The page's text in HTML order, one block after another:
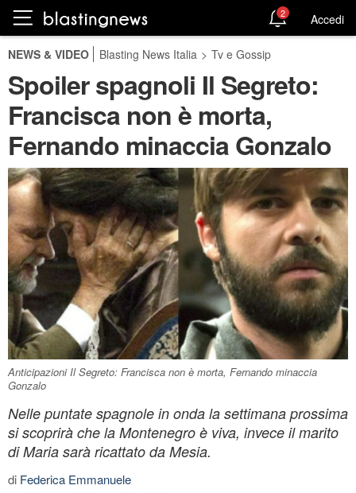
2 Accedi
NEWS & VIDEO Blasting News Italia > Tv e Gossip
Spoiler spagnoli Il Segreto:
Francisca non è morta,
Fernando minaccia Gonzalo
Anticipazioni Il Segreto: Francisca non è morta, Fernando minaccia
Gonzalo
Nelle puntate spagnole in onda la settimana prossima
si scoprirà che la Montenegro è viva, invece il marito
di Maria sarà ricattato da Mesia.
di Federica Emmanuele